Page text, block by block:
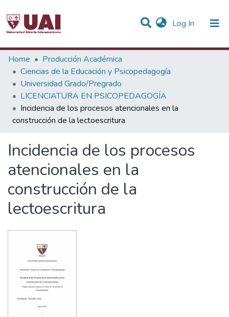
Log In (current)
Statistics
Communities & Collections
All of DSpace
Home
Producción Académica
Ciencias de la Educación y Psicopedagogía
Universidad Grado/Pregrado
LICENCIATURA EN PSICOPEDAGOGÍA
Incidencia de los procesos atencionales en la
construcción de la lectoescritura
Incidencia de los procesos
atencionales en la
construcción de la
lectoescritura